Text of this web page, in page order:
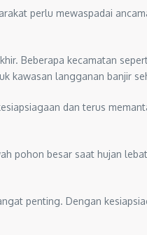
perlu mewaspadai
Beberapa kecamatan
kawasan langganan banjir
dan terus
pohon besar saat hujan
penting. Dengan